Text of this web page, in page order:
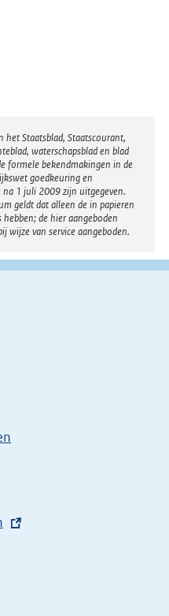
het Staatsblad, Staatscourant,
waterschapsblad en blad
formele bekendmakingen in de
goedkeuring en
na 1 juli 2009 zijn uitgegeven.
geldt dat alleen de in papieren
de hier aangeboden
wijze van service aangeboden.